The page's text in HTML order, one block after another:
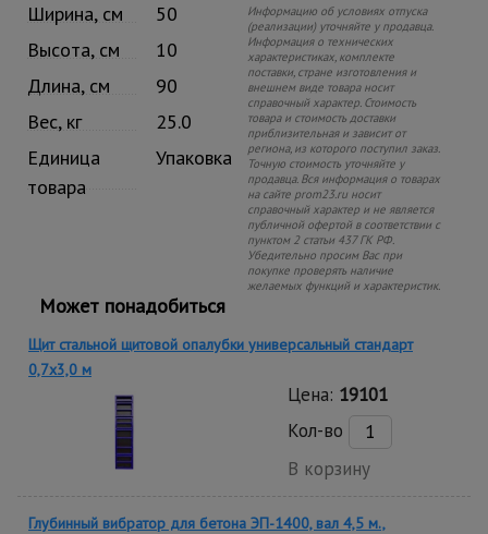
Ширина, см
50
Высота, см
10
Длина, см
90
Вес, кг
25.0
Единица
товара
Упаковка
Информацию об условиях отпуска
(реализации) уточняйте у продавца.
Информация о технических
характеристиках, комплекте
поставки, стране изготовления и
внешнем виде товара носит
справочный характер. Стоимость
товара и стоимость доставки
приблизительная и зависит от
региона, из которого поступил заказ.
Точную стоимость уточняйте у
продавца. Вся информация о товарах
на сайте prom23.ru носит
справочный характер и не является
публичной офертой в соответствии с
пунктом 2 статьи 437 ГК РФ.
Убедительно просим Вас при
покупке проверять наличие
желаемых функций и характеристик.
Может понадобиться
Щит стальной щитовой опалубки универсальный стандарт
0,7x3,0 м
Цена: 19101
Кол-во
В корзину
Глубинный вибратор для бетона ЭП-1400, вал 4,5 м.,